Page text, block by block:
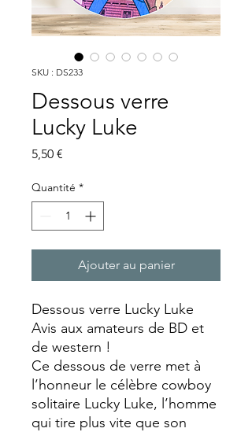
SKU : DS233
Dessous verre
Lucky Luke
5,50 €
Quantité *
Ajouter au panier
Dessous verre Lucky Luke
Avis aux amateurs de BD et
de western !
Ce dessous de verre met à
l’honneur le célèbre cowboy
solitaire Lucky Luke, l’homme
qui tire plus vite que son